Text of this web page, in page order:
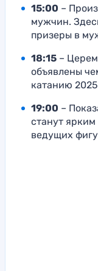
15:00 –
мужчин.
призеры в
18:15 –
объявлены
катанию
19:00 –
станут
ведущих